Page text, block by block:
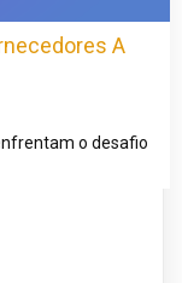
A
o desafio